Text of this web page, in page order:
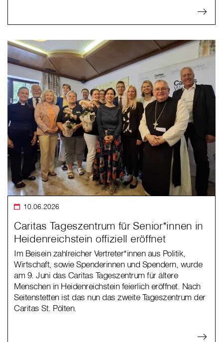
10.06.2026
Caritas Tageszentrum für Senior*innen in
Heidenreichstein offiziell eröffnet
Im Beisein zahlreicher Vertreter*innen aus Politik,
Wirtschaft, sowie Spenderinnen und Spendern, wurde
am 9. Juni das Caritas Tageszentrum für ältere
Menschen in Heidenreichstein feierlich eröffnet. Nach
Seitenstetten ist das nun das zweite Tageszentrum der
Caritas St. Pölten.